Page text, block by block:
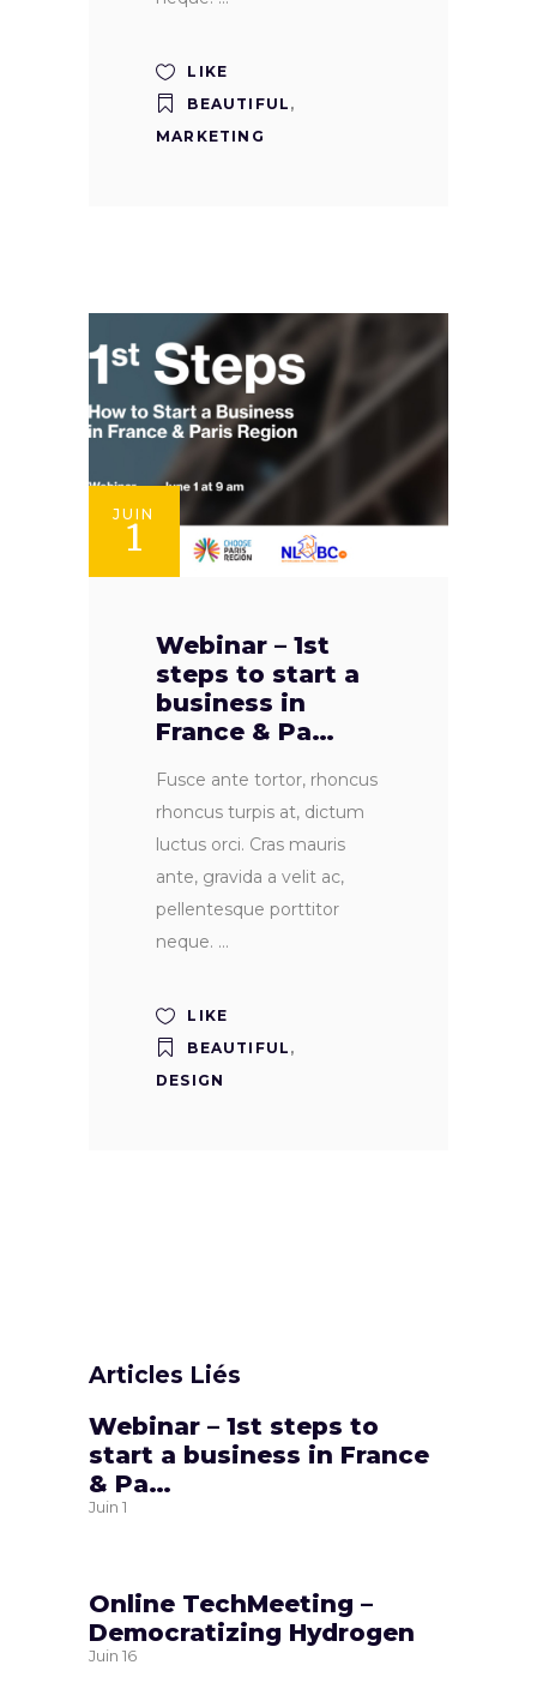
LIKE
BEAUTIFUL ,
MARKETING
JUIN
1
Webinar – 1st
steps to start a
business in
France & Pa…
Fusce ante tortor, rhoncus
rhoncus turpis at, dictum
luctus orci. Cras mauris
ante, gravida a velit ac,
pellentesque porttitor
neque.
LIKE
BEAUTIFUL ,
DESIGN
Articles Liés
Webinar – 1st steps to
start a business in France
& Pa…
Juin 1
Online TechMeeting –
Democratizing Hydrogen
Juin 16